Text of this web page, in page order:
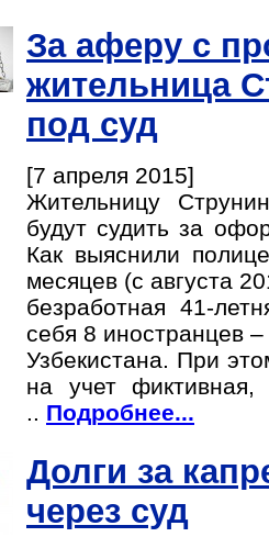
За аферу с
жительница
под суд
[7 апреля 2015]
Жительницу
будут судить за
Как выяснили
месяцев (с августа
безработная 41-
себя 8 иностранцев
Узбекистана. При
на учет фиктивная,
.. Подробнее...
Долги за
через суд